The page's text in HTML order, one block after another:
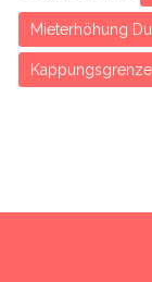
Mieterhöhung
Kappungsgrenze